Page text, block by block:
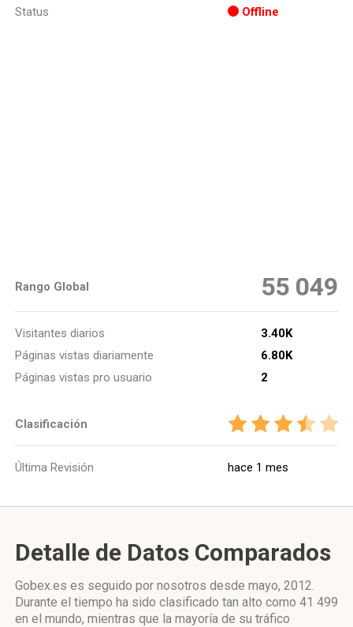
Status Offline
Rango Global 55 049
Visitantes diarios
3.40K
Páginas vistas diariamente
6.80K
Páginas vistas pro usuario
2
Clasificación
Última Revisión hace 1 mes
Detalle de Datos Comparados
Gobex.es es seguido por nosotros desde mayo, 2012.
Durante el tiempo ha sido clasificado tan alto como 41 499
en el mundo, mientras que la mayoría de su tráfico